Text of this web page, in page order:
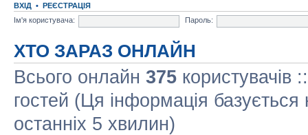
ВХІД • РЕЄСТРАЦІЯ
Ім'я користувача:
Пароль:
ХТО ЗАРАЗ ОНЛАЙН
Всього онлайн 375 користувачів
гостей (Ця інформація базується
останніх 5 хвилин)